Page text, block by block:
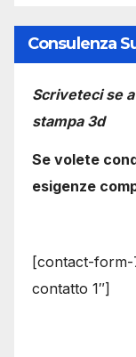
Consulenza
Scriveteci se
stampa 3d
Se volete
esigenze
[contact-form-
contatto 1″]